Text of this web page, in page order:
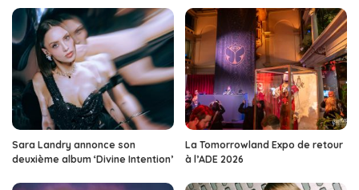
Sara Landry annonce son
deuxième album ‘Divine Intention’
La Tomorrowland Expo de retour
à l’ADE 2026